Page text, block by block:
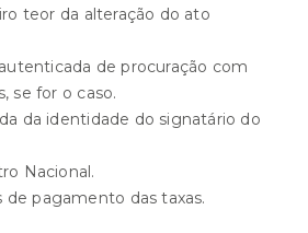
teor da alteração do ato
de procuração com
se for o caso.
da identidade do signatário do
Nacional.
de pagamento das taxas.